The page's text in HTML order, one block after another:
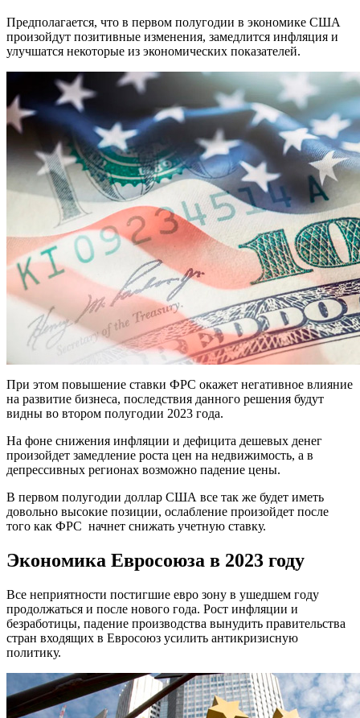
Предполагается, что в первом полугодии в экономике США
произойдут позитивные изменения, замедлится инфляция и
улучшатся некоторые из экономических показателей.
При этом повышение ставки ФРС окажет негативное влияние
на развитие бизнеса, последствия данного решения будут
видны во втором полугодии 2023 года.
На фоне снижения инфляции и дефицита дешевых денег
произойдет замедление роста цен на недвижимость, а в
депрессивных регионах возможно падение цены.
В первом полугодии доллар США все так же будет иметь
довольно высокие позиции, ослабление произойдет после
того как ФРС начнет снижать учетную ставку.
Экономика Евросоюза в 2023 году
Все неприятности постигшие евро зону в ушедшем году
продолжаться и после нового года. Рост инфляции и
безработицы, падение производства вынудить правительства
стран входящих в Евросоюз усилить антикризисную
политику.